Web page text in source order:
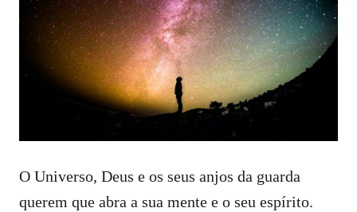
O Universo, Deus e os seus anjos da guarda
querem que abra a sua mente e o seu espírito.